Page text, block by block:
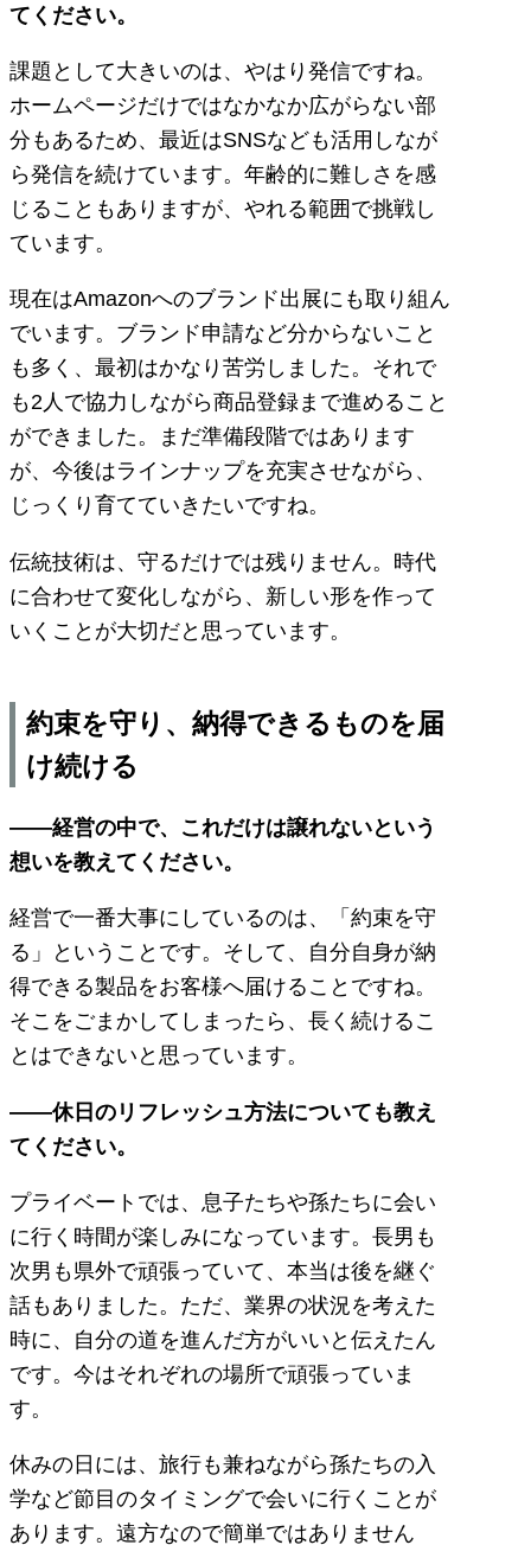
てください。
課題として大きいのは、やはり発信ですね。
ホームページだけではなかなか広がらない部
分もあるため、最近はSNSなども活用しなが
ら発信を続けています。年齢的に難しさを感
じることもありますが、やれる範囲で挑戦し
ています。
現在はAmazonへのブランド出展にも取り組ん
でいます。ブランド申請など分からないこと
も多く、最初はかなり苦労しました。それで
も2人で協力しながら商品登録まで進めること
ができました。まだ準備段階ではあります
が、今後はラインナップを充実させながら、
じっくり育てていきたいですね。
伝統技術は、守るだけでは残りません。時代
に合わせて変化しながら、新しい形を作って
いくことが大切だと思っています。
約束を守り、納得できるものを届
け続ける
――経営の中で、これだけは譲れないという
想いを教えてください。
経営で一番大事にしているのは、「約束を守
る」ということです。そして、自分自身が納
得できる製品をお客様へ届けることですね。
そこをごまかしてしまったら、長く続けるこ
とはできないと思っています。
――休日のリフレッシュ方法についても教え
てください。
プライベートでは、息子たちや孫たちに会い
に行く時間が楽しみになっています。長男も
次男も県外で頑張っていて、本当は後を継ぐ
話もありました。ただ、業界の状況を考えた
時に、自分の道を進んだ方がいいと伝えたん
です。今はそれぞれの場所で頑張っていま
す。
休みの日には、旅行も兼ねながら孫たちの入
学など節目のタイミングで会いに行くことが
あります。遠方なので簡単ではありません